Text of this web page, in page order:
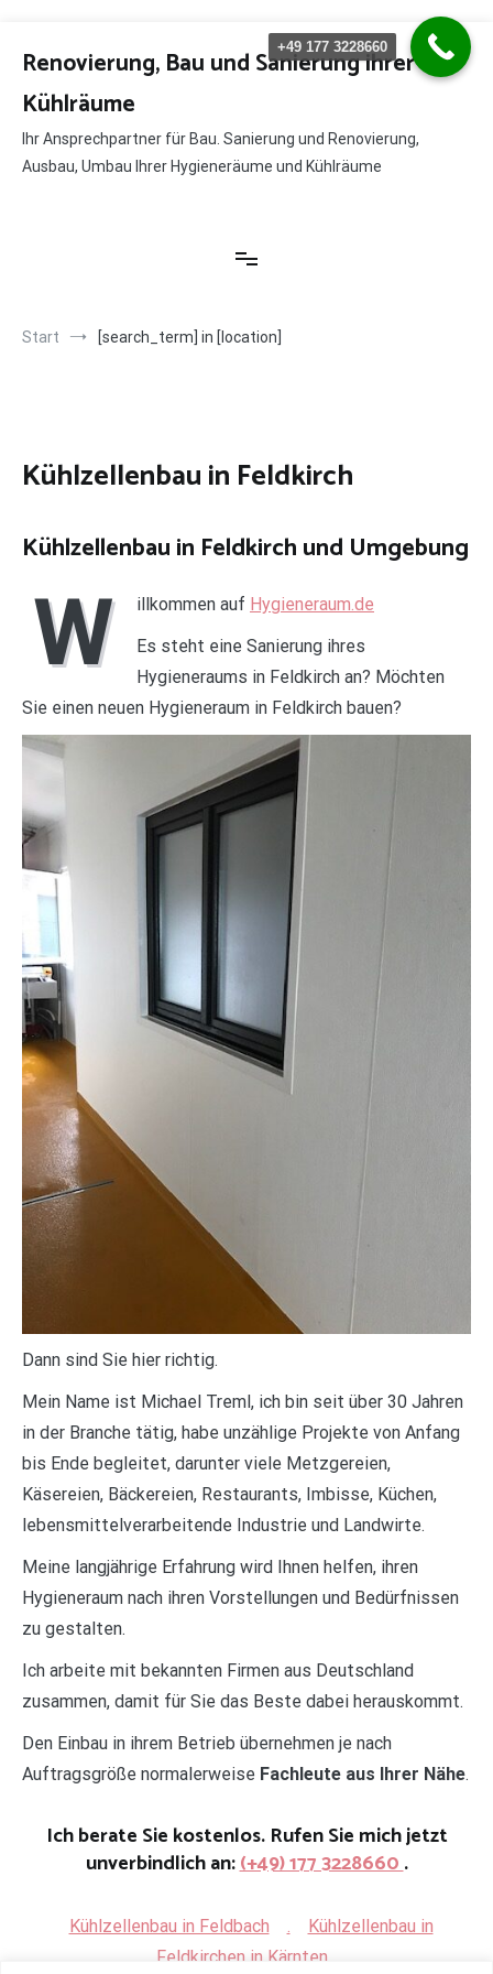
Inhalt
springen
Renovierung, Bau und Sanierung ihrer
Kühlräume
Ihr Ansprechpartner für Bau. Sanierung und Renovierung,
Ausbau, Umbau Ihrer Hygieneräume und Kühlräume
Start [search_term] in [location]
Kühlzellenbau in Feldkirch
Kühlzellenbau in Feldkirch und Umgebung
W illkommen auf Hygieneraum.de
Es steht eine Sanierung ihres
Hygieneraums in Feldkirch an? Möchten
Sie einen neuen Hygieneraum in Feldkirch bauen?
Dann sind Sie hier richtig.
Mein Name ist Michael Treml, ich bin seit über 30 Jahren
in der Branche tätig, habe unzählige Projekte von Anfang
bis Ende begleitet, darunter viele Metzgereien,
Käsereien, Bäckereien, Restaurants, Imbisse, Küchen,
lebensmittelverarbeitende Industrie und Landwirte.
Meine langjährige Erfahrung wird Ihnen helfen, ihren
Hygieneraum nach ihren Vorstellungen und Bedürfnissen
zu gestalten.
Ich arbeite mit bekannten Firmen aus Deutschland
zusammen, damit für Sie das Beste dabei herauskommt.
Den Einbau in ihrem Betrieb übernehmen je nach
Auftragsgröße normalerweise Fachleute aus Ihrer Nähe.
Ich berate Sie kostenlos. Rufen Sie mich jetzt
unverbindlich an:(+49) 177 3228660.
Kühlzellenbau in Feldbach .
Kühlzellenbau in
Feldkirchen in Kärnten
+49 177 3228660